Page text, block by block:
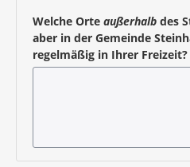
Welche Orte außerhalb des
aber in der Gemeinde
regelmäßig in Ihrer Freizeit?